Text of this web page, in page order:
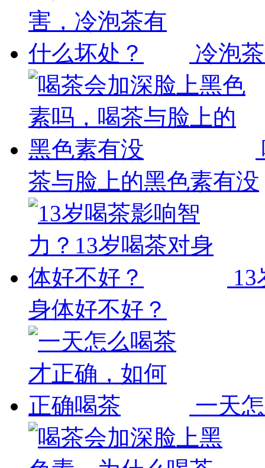
冷泡
茶与脸上的黑色素有没
身体好不好？
一天